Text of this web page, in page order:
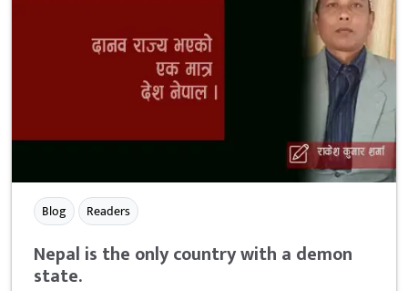
Blog Readers
Nepal is the only country with a demon
state.